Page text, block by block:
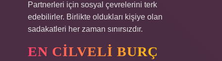
Partnerleri için sosyal çevrelerini terk
edebilirler. Birlikte oldukları kişiye olan
sadakatleri her zaman sınırsızdır.
EN CILVELI BURÇ